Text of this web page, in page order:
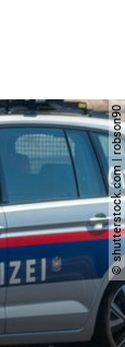
© shutterstock.com | robson90